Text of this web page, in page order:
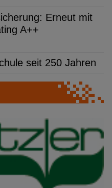
Erneut mit
A++
seit 250 Jahren